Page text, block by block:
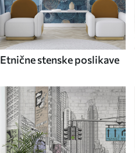
Etnične stenske poslikave